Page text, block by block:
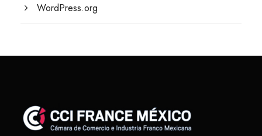
WordPress.org